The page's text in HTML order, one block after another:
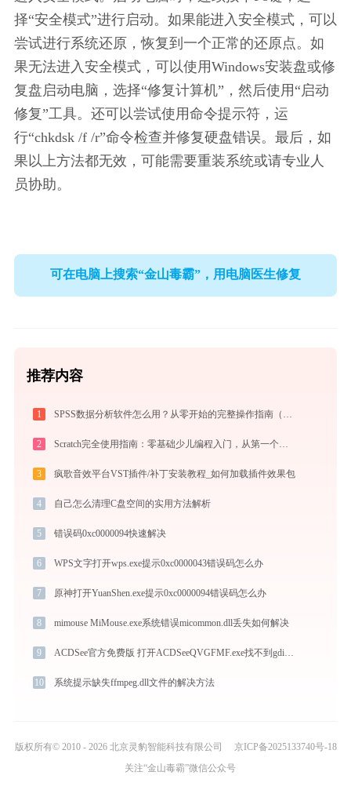
择“安全模式”进行启动。如果能进入安全模式，可以
尝试进行系统还原，恢复到一个正常的还原点。如
果无法进入安全模式，可以使用Windows安装盘或修
复盘启动电脑，选择“修复计算机”，然后使用“启动
修复”工具。还可以尝试使用命令提示符，运
行“chkdsk /f /r”命令检查并修复硬盘错误。最后，如
果以上方法都无效，可能需要重装系统或请专业人
员协助。
可在电脑上搜索“金山毒霸”，用电脑医生修复
推荐内容
1
2
3 疯歌音效平台VST插件/补丁安装教程_如何加载插件效果包
4 自己怎么清理C盘空间的实用方法解析
5 错误码0xc0000094快速解决
6 WPS文字打开wps.exe提示0xc0000043错误码怎么办
7 原神打开YuanShen.exe提示0xc0000094错误码怎么办
8 mimouse MiMouse.exe系统错误micommon.dll丢失如何解决
9 ACDSee官方免费版 打开ACDSeeQVGFMF.exe找不到gdiplus.dll怎么办
10 系统提示缺失ffmpeg.dll文件的解决方法
版权所有© 2010 - 2026 北京灵豹智能科技有限公司
京ICP备2025133740号-18
关注“金山毒霸”微信公众号